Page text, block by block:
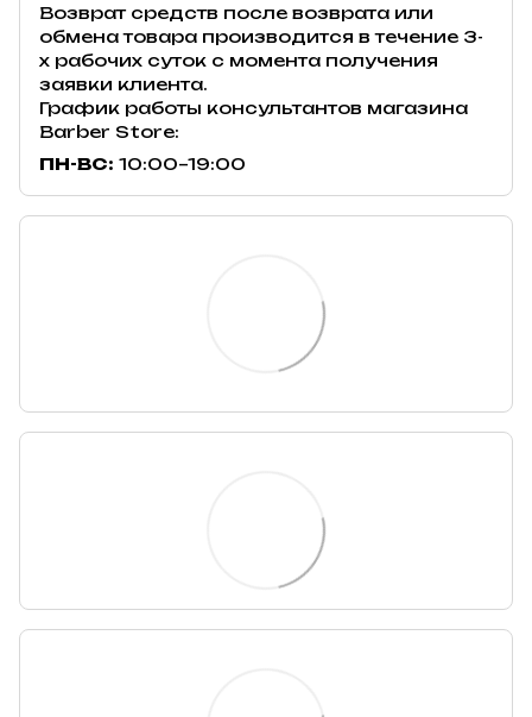
Возврат средств после возврата или
обмена товара производится в течение 3-
х рабочих суток с момента получения
заявки клиента.
График работы консультантов магазина
Barber Store:
ПН-ВС: 10:00–19:00